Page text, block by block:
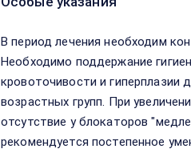
В период лечения необходим
Необходимо поддержание
кровоточивости и гиперплазии
возрастных групп. При
отсутствие у блокаторов
рекомендуется постепенное